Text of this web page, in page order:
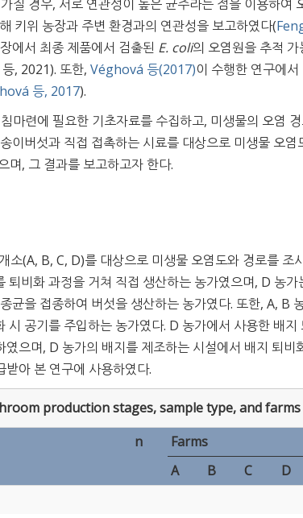
경우, 서로 연관성이 높은 균주라는 점을 이용하여
키위 농장과 주변 환경과의 연관성을 보고하였다(
에서 최종 제품에서 검출된 E. coli의 오염원을 추적 가
, 2021). 또한, Véghová 등(2017)이 수행한 연구에서
등, 2017).
마련에 필요한 기초자료를 수집하고, 미생물의 오염
이버섯과 직접 접촉하는 시료를 대상으로 미생물 오염
며, 그 결과를 보고하고자 한다.
(A, B, C, D)를 대상으로 미생물 오염도와 경로를 조
퇴비화 과정을 거쳐 직접 생산하는 농가였으며, D 농가
균을 접종하여 버섯을 생산하는 농가였다. 또한, A, B
공기를 주입하는 농가였다. D 농가에서 사용한 배지
으며, D 농가의 배지를 제조하는 시설에서 배지 퇴비
아 본 연구에 사용하였다.
production stages, sample type, and farms
n
Farms
A
B C
D